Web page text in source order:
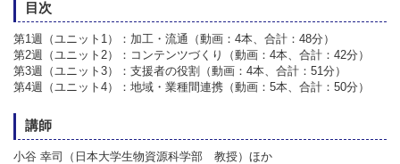
目次
第1週（ユニット1）：加工・流通（動画：4本、合計：48分）
第2週（ユニット2）：コンテンツづくり（動画：4本、合計：42分）
第3週（ユニット3）：支援者の役割（動画：4本、合計：51分）
第4週（ユニット4）：地域・業種間連携（動画：5本、合計：50分）
講師
小谷 幸司（日本大学生物資源科学部 教授）ほか